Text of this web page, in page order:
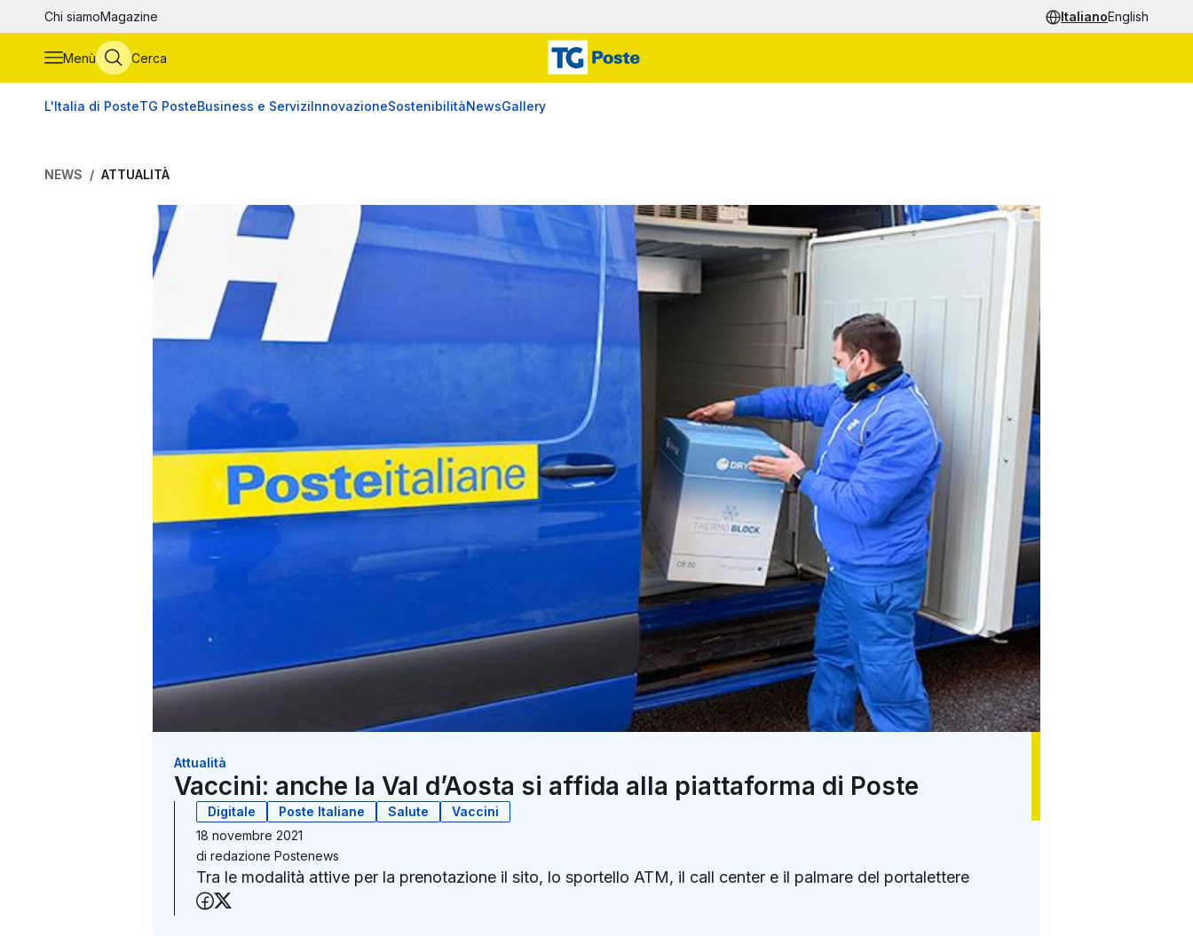
Vai al contenuto principale
Chi siamoMagazine ItalianoEnglish
Menù Cerca
L'Italia di PosteTG PosteBusiness e ServiziInnovazioneSostenibilitàNewsGallery
NEWS ATTUALITÀ
Attualità
Vaccini: anche la Val d’Aosta si affida alla piattaforma di Poste
Digitale Poste Italiane Salute
Vaccini
18 novembre 2021
di redazione Postenews
Tra le modalità attive per la prenotazione il sito, lo sportello ATM, il call center e il palmare del portalettere
Condividi su Facebook